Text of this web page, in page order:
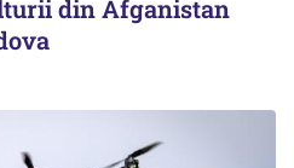
din Afganistan